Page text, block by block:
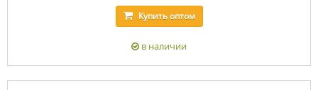
Купитьоптом
в наличии